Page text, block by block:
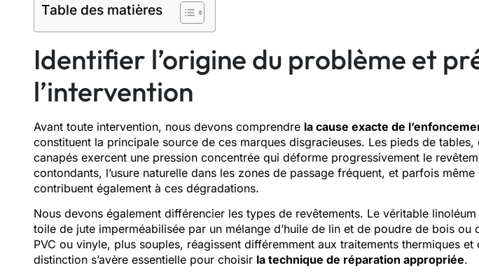
Table des matières
Identifier l’origine du problème et
l’intervention
Avant toute intervention, nous devons comprendre la cause exacte de
constituent la principale source de ces marques disgracieuses. Les pieds de tables,
canapés exercent une pression concentrée qui déforme progressivement le
contondants, l’usure naturelle dans les zones de passage fréquent, et parfois
contribuent également à ces dégradations.
Nous devons également différencier les types de revêtements. Le véritable linoléum
toile de jute imperméabilisée par un mélange d’huile de lin et de poudre de bois ou
PVC ou vinyle, plus souples, réagissent différemment aux traitements thermiques et
distinction s’avère essentielle pour choisir la technique de réparation appropriée.